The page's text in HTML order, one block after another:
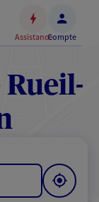
AssistanceCompte
Rueil-